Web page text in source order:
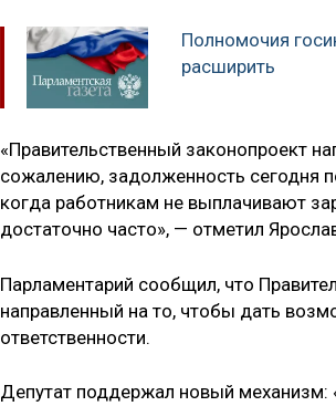
Полномочия
расширить
«Правительственный законопроект
сожалению, задолженность сегодня
когда работникам не выплачивают
достаточно часто», — отметил
Парламентарий сообщил, что
направленный на то, чтобы дать
ответственности.
Депутат поддержал новый механизм: